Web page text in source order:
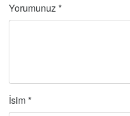
Yorumunuz*
İsim*